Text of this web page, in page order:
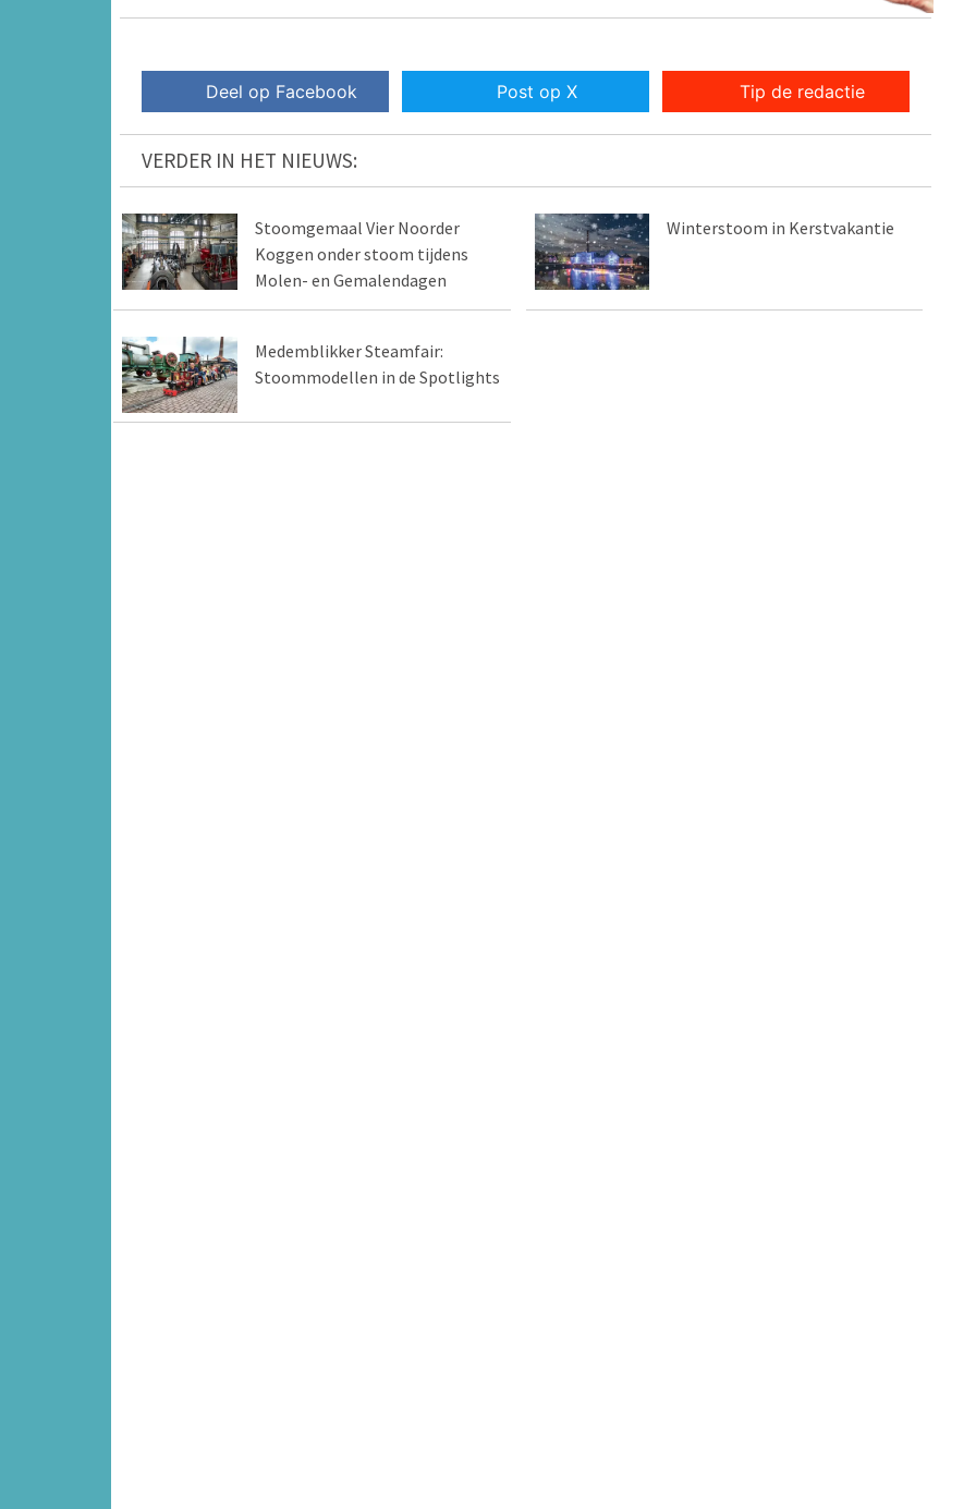
Deel op Facebook Post op X Tip de redactie
VERDER IN HET NIEUWS:
Stoomgemaal Vier Noorder
Koggen onder stoom tijdens
Molen- en Gemalendagen
Winterstoom in Kerstvakantie
Medemblikker Steamfair:
Stoommodellen in de Spotlights